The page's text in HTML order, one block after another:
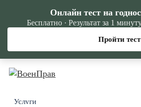
Услуги
Онлайн тест на
Бесплатно · Результат за 1
Пройти тест